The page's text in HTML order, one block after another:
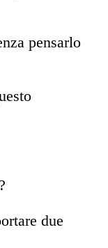
pensarlo
due